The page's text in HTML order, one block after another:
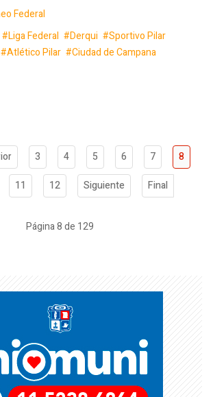
Federal
Liga Federal Derqui
Sportivo Pilar
Atlético Pilar Ciudad de Campana
3 4 5 6 7
8
11 12 Siguiente Final
Página 8 de 129